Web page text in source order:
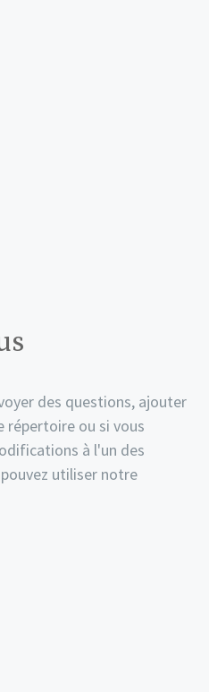
des questions, ajouter
répertoire ou si vous
à l'un des
utiliser notre